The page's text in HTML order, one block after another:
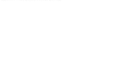
de bicicletes